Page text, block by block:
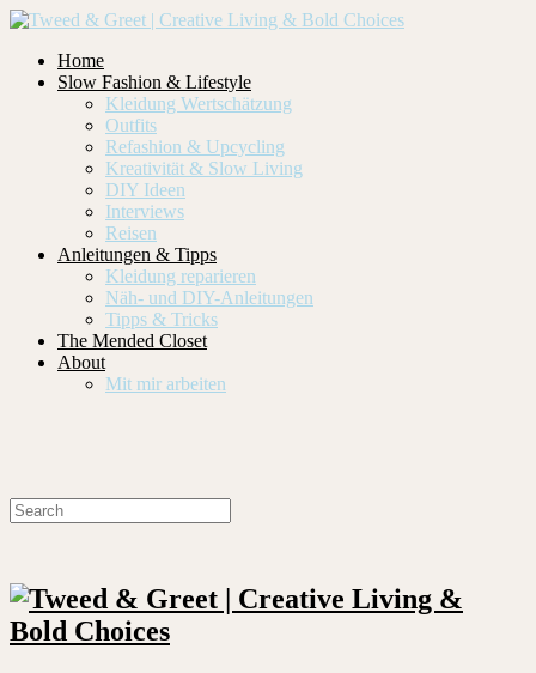
Home
Slow Fashion & Lifestyle
Kleidung Wertschätzung
Outfits
Refashion & Upcycling
Kreativität & Slow Living
DIY Ideen
Interviews
Reisen
Anleitungen & Tipps
Kleidung reparieren
Näh- und DIY-Anleitungen
Tipps & Tricks
The Mended Closet
About
Mit mir arbeiten